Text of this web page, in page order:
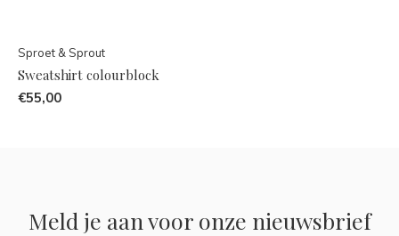
Sproet & Sprout
Sweatshirt colourblock
€55,00
Meld je aan voor onze nieuwsbrief